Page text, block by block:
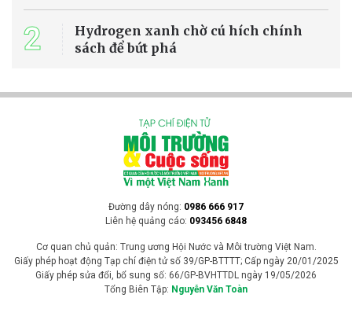
2
Hydrogen xanh chờ cú hích chính
sách để bứt phá
Đường dây nóng: 0986 666 917
Liên hệ quảng cáo: 093456 6848
Cơ quan chủ quản: Trung ương Hội Nước và Môi trường Việt Nam.
Giấy phép hoạt động Tạp chí điện tử số 39/GP-BTTTT; Cấp ngày 20/01/2025
Giấy phép sửa đổi, bổ sung số: 66/GP-BVHTTDL ngày 19/05/2026
Tổng Biên Tập: Nguyễn Văn Toàn